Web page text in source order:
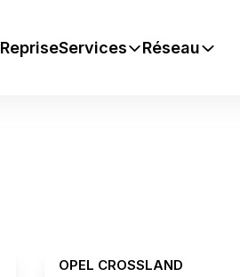
RepriseServices Réseau
OPEL CROSSLAND